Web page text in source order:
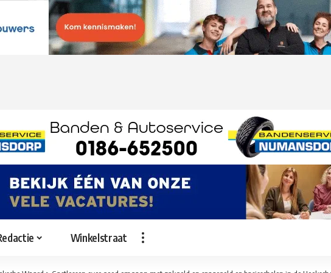
Winkelstraat